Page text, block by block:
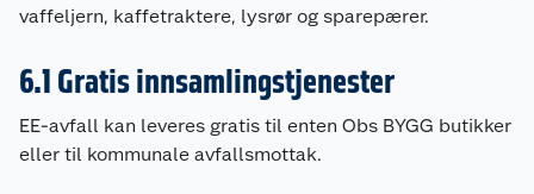
vaffeljern, kaffetraktere, lysrør og sparepærer.
6.1 Gratis innsamlingstjenester
EE-avfall kan leveres gratis til enten Obs BYGG butikker
eller til kommunale avfallsmottak.